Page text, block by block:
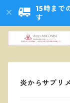
15時まで
す
炎からサプリ